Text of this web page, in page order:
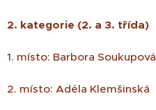
2. kategorie (2. a 3. třída)
1. místo: Barbora Soukupová
2. místo: Adéla Klemšinská